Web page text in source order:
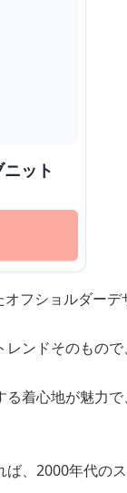
ット
フショルダーデ
ンドそのもの
着心地が魅力
、2000年代の